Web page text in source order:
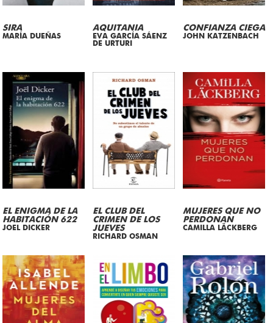
SIRA
MARÍA DUEÑAS
AQUITANIA
EVA GARCÍA SÁENZ
DE URTURI
CONFIANZA CIEGA
JOHN KATZENBACH
EL ENIGMA DE LA
HABITACIÓN 622
JOEL DICKER
EL CLUB DEL
CRIMEN DE LOS
JUEVES
RICHARD OSMAN
MUJERES QUE NO
PERDONAN
CAMILLA LÄCKBERG